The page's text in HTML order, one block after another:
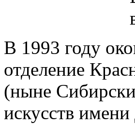
В 1993 году
отделение
(ныне
искусств